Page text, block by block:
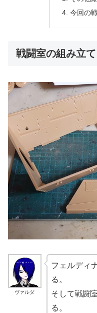
今回の
戦闘室の組み立て
ヴァルダ
フェルディ
る。
そして戦闘
る。